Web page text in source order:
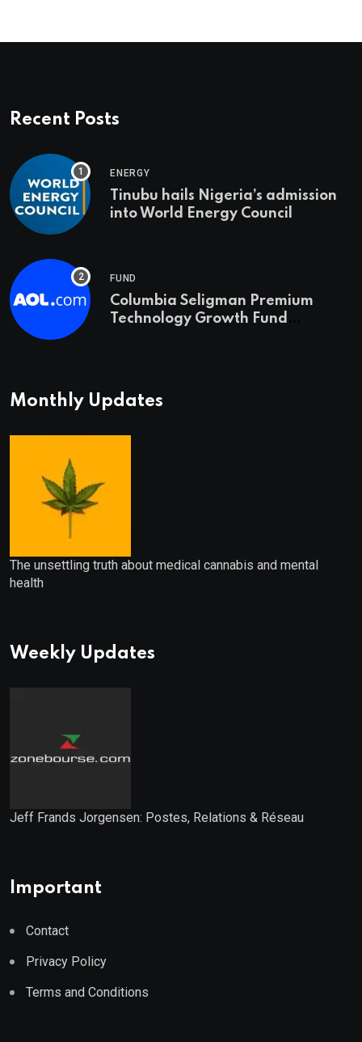
Recent Posts
ENERGY
Tinubu hails Nigeria’s admission
into World Energy Council
FUND
Columbia Seligman Premium
Technology Growth Fund
Monthly Updates
The unsettling truth about medical cannabis and mental
health
Weekly Updates
Jeff Frands Jorgensen: Postes, Relations & Réseau
Important
Contact
Privacy Policy
Terms and Conditions